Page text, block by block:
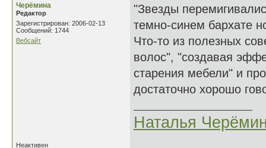
Черёмина
Редактор
Зарегистрирован: 2006-02-13
Сообщений: 1744
Вебсайт
"Звезды
темно-синем бархате
Что-то из полезных
волос", "создавая
старения мебели" и
достаточно хорошо
Наталья
Неактивен